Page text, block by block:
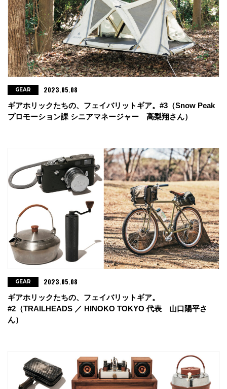
ギアホリックたちの、フェイバリットギア。#3（Snow Peak
プロモーション課 シニアマネージャー 高梨翔さん）
GEAR 2023.05.08
ギアホリックたちの、フェイバリットギア。
#2（TRAILHEADS ／ HINOKO TOKYO 代表 山口陽平さ
ん）
GEAR 2023.05.08